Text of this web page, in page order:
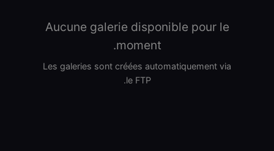
Aucune galerie disponible pour le
moment.
Les galeries sont créées automatiquement via
le FTP.